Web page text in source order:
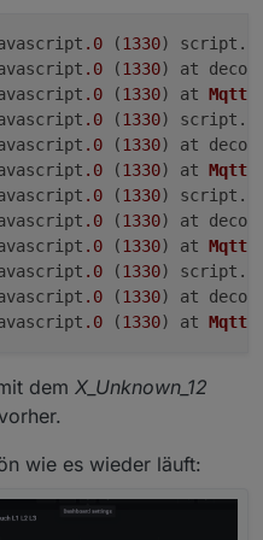
javascript
.0 (1330) script.
javascript
.0 (1330) at
javascript
.0 (1330) at
javascript
.0 (1330) script.
javascript
.0 (1330) at
javascript
.0 (1330) at
javascript
.0 (1330) script.
javascript
.0 (1330) at
javascript
.0 (1330) at
javascript
.0 (1330) script.
javascript
.0 (1330) at
javascript
.0 (1330) at
dem X_Unknown_12
wie es wieder läuft: